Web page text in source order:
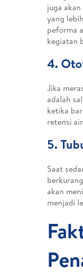
juga
yang
peforma
kegiatan
4.
Jika
adalah
ketika
retensi
5.
Saat
akan
menjadi